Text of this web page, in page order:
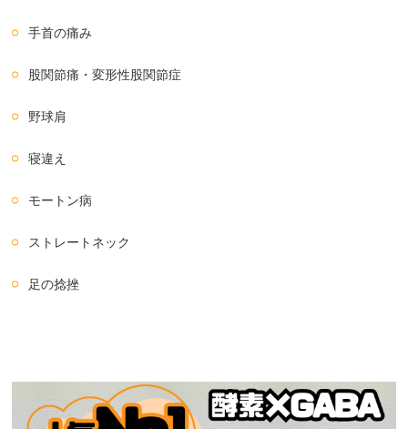
手首の痛み
股関節痛・変形性股関節症
野球肩
寝違え
モートン病
ストレートネック
足の捻挫